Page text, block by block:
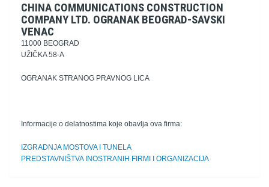
CHINA COMMUNICATIONS CONSTRUCTION
COMPANY LTD. OGRANAK BEOGRAD-SAVSKI
VENAC
11000 BEOGRAD
UŽIČKA 58-A
OGRANAK STRANOG PRAVNOG LICA
Informacije o delatnostima koje obavlja ova firma:
IZGRADNJA MOSTOVA I TUNELA
PREDSTAVNIŠTVA INOSTRANIH FIRMI I ORGANIZACIJA